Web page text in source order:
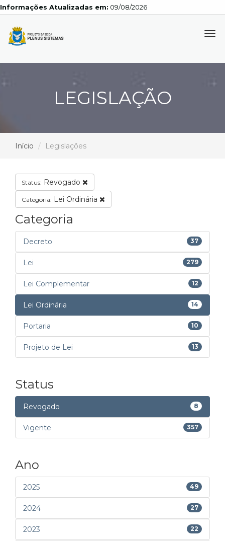
Atualizadas em: 09/08/2026
LEGISLAÇÃO
Início Legislações
Status: Revogado
Categoria: Lei Ordinária
Categoria
Decreto 37
Lei 279
Lei Complementar 12
Lei Ordinária 14
Portaria 10
Projeto de Lei 13
Status
Revogado 8
Vigente 357
Ano
2025 49
2024 27
2023 22